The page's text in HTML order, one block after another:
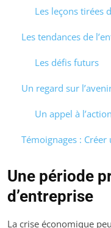
Les leçons tirées
Les tendances de
Les défis futurs
Un regard sur
Un appel à l’action
Témoignages :
Une période
d’entreprise
La crise économique